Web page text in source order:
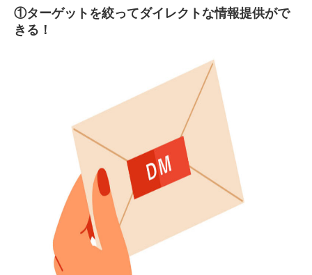
①ターゲットを絞ってダイレクトな情報提供がで
きる！